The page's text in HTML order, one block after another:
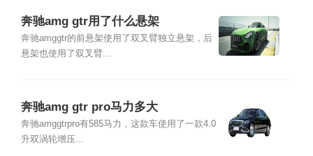
奔驰amg gtr用了什么悬架
奔驰amggtr的前悬架使用了双叉臂独立悬架，后
悬架也使用了双叉臂...
奔驰amg gtr pro马力多大
奔驰amggtrpro有585马力，这款车使用了一款4.0
升双涡轮增压...